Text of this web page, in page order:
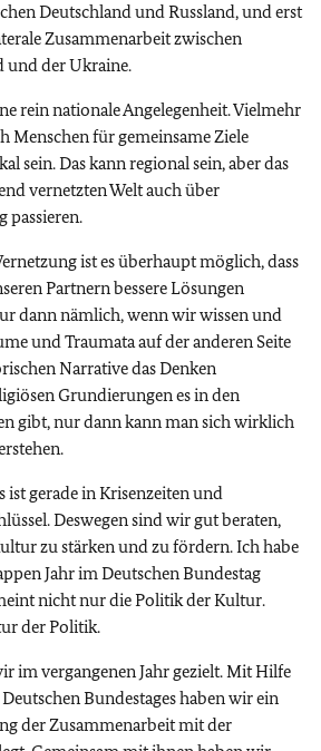
Deutschland und Russland, und erst
Zusammenarbeit zwischen
und der Ukraine.
rein nationale Angelegenheit. Vielmehr
Menschen für gemeinsame Ziele
sein. Das kann regional sein, aber das
vernetzten Welt auch über
passieren.
ist es überhaupt möglich, dass
Partnern bessere Lösungen
dann nämlich, wenn wir wissen und
und Traumata auf der anderen Seite
Narrative das Denken
Grundierungen es in den
gibt, nur dann kann man sich wirklich
ist gerade in Krisenzeiten und
Deswegen sind wir gut beraten,
zu stärken und zu fördern. Ich habe
Jahr im Deutschen Bundestag
nicht nur die Politik der Kultur.
der Politik.
im vergangenen Jahr gezielt. Mit Hilfe
Bundestages haben wir ein
der Zusammenarbeit mit der